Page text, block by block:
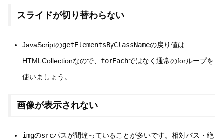
スライドが切り替わらない
JavaScriptのgetElementsByClassNameの戻り値は
HTMLCollectionなので、 forEachではなく通常のforループを
使いましょう。
画像が表示されない
imgのsrcパスが間違っていることが多いです。相対パス・絶